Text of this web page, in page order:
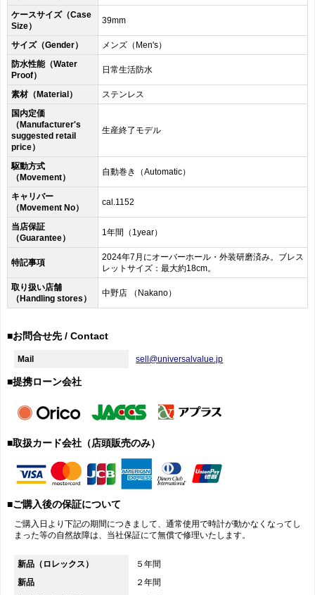
ケースサイズ（Case
Size）
39mm
サイズ（Gender）
メンズ（Men's）
防水性能（Water
Proof）
日常生活防水
素材（Material）
ステンレス
国内定価
（Manufacturer's
suggested retail
price）
生産終了モデル
駆動方式
（Movement）
自動巻き（Automatic）
キャリバー
（Movement No）
cal.1152
当店保証
（Guarantee）
1年間（1year）
特記事項
2024年7月にオーバーホール・外装研磨済み。ブレス
レットサイズ：最大約18cm。
取り扱い店舗
（Handling stores）
中野店 （Nakano）
■お問合せ先 / Contact
Mail sell@universalvalue.jp
■提携ローン会社
■取扱カード会社（店頭販売のみ）
■ご購入後の保証について
ご購入日より下記の期間につきまして、通常使用で時計が動かなくなってし
まった等の自然故障は、当社保証にて無償で修理いたします。
新品（ロレックス）
５年間
新品
２年間